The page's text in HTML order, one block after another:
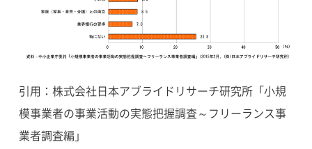
引用：株式会社日本アブライドリサーチ研究所「小規
模事業者の事業活動の実態把握調査～フリーランス事
業者調査編」